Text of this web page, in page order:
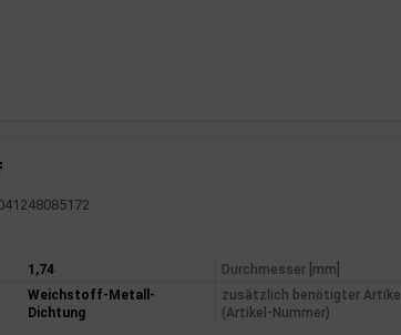
1,74 Durchmesser [mm]
Weichstoff-Metall-
Dichtung
zusätzlich benötigter Artikel
(Artikel-Nummer)